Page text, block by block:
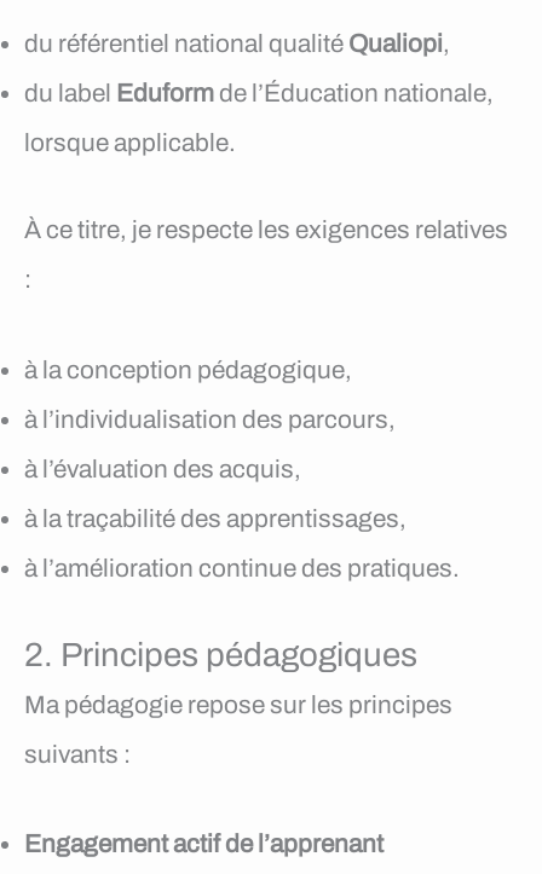
du référentiel national qualité Qualiopi,
du label Eduform de l’Éducation nationale,
lorsque applicable.
À ce titre, je respecte les exigences relatives
:
à la conception pédagogique,
à l’individualisation des parcours,
à l’évaluation des acquis,
à la traçabilité des apprentissages,
à l’amélioration continue des pratiques.
2. Principes pédagogiques
Ma pédagogie repose sur les principes
suivants :
Engagement actif de l’apprenant